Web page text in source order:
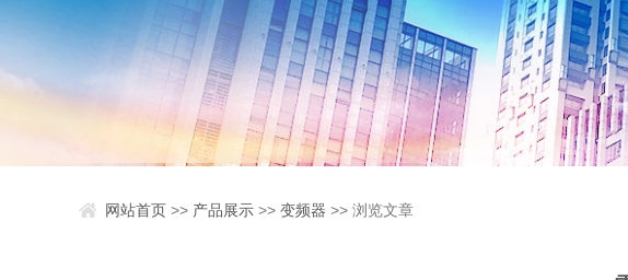
网站首页 >> 产品展示 >>变频器 >> 浏览文章